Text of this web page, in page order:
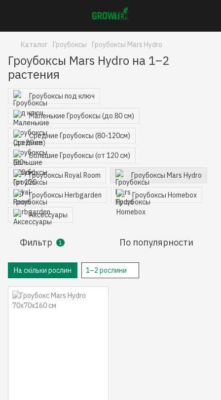
Каталог Гроубоксы Гроубоксы Mars Hydro
Гроубоксы Mars Hydro на 1–2
растения
Гроубоксы под ключ
Маленькие Гроубоксы (до 80 см)
Средние Гроубоксы (80-120см)
Большие Гроубоксы (от 120 см)
Гроубоксы Royal Room Гроубоксы Mars Hydro
Гроубоксы Herbgarden Гроубоксы Homebox
Аксессуары
Фильтр 1 По популярности
На скільки рослин 1–2 рослини